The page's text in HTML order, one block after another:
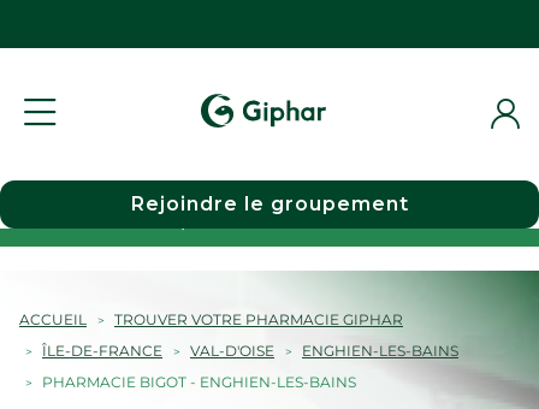
Choisir une pharmacie
Rejoindre le groupement
ACCUEIL
TROUVER VOTRE PHARMACIE GIPHAR
ÎLE-DE-FRANCE
VAL-D'OISE
ENGHIEN-LES-BAINS
PHARMACIE BIGOT - ENGHIEN-LES-BAINS